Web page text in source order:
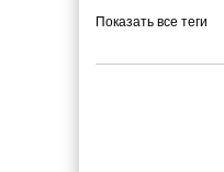
Показать все теги